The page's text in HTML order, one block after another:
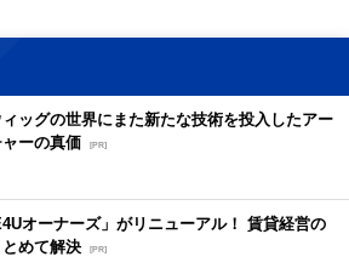
ィッグの世界にまた新たな技術を投入したアー
ャーの真価 [PR]
オーナーズ」がリニューアル！ 賃貸経営の
めて解決 [PR]